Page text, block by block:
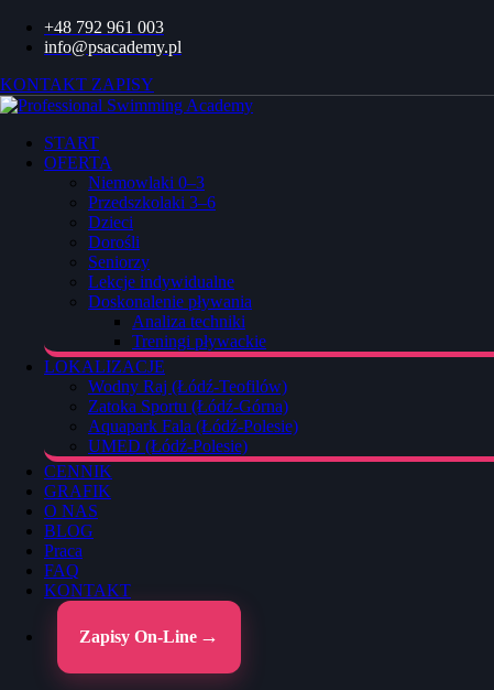
+48 792 961 003
info@psacademy.pl
KONTAKT ZAPISY
START
OFERTA
Niemowlaki 0–3
Przedszkolaki 3–6
Dzieci
Dorośli
Seniorzy
Lekcje indywidualne
Doskonalenie pływania
Analiza techniki
Treningi pływackie
LOKALIZACJE
Wodny Raj (Łódź-Teofilów)
Zatoka Sportu (Łódź-Górna)
Aquapark Fala (Łódź-Polesie)
UMED (Łódź-Polesie)
CENNIK
GRAFIK
O NAS
BLOG
Praca
FAQ
KONTAKT
Zapisy On-Line